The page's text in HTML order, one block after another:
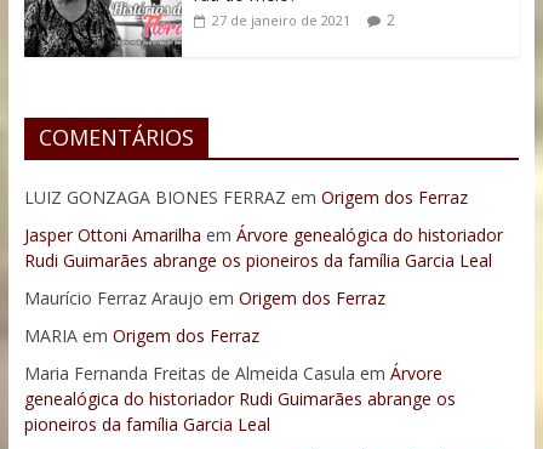
27 de janeiro de 2021 2
COMENTÁRIOS
LUIZ GONZAGA BIONES FERRAZ em Origem dos Ferraz
Jasper Ottoni Amarilha em Árvore genealógica do historiador
Rudi Guimarães abrange os pioneiros da família Garcia Leal
Maurício Ferraz Araujo em Origem dos Ferraz
MARIAem Origem dos Ferraz
Maria Fernanda Freitas de Almeida Casula em Árvore
genealógica do historiador Rudi Guimarães abrange os
pioneiros da família Garcia Leal